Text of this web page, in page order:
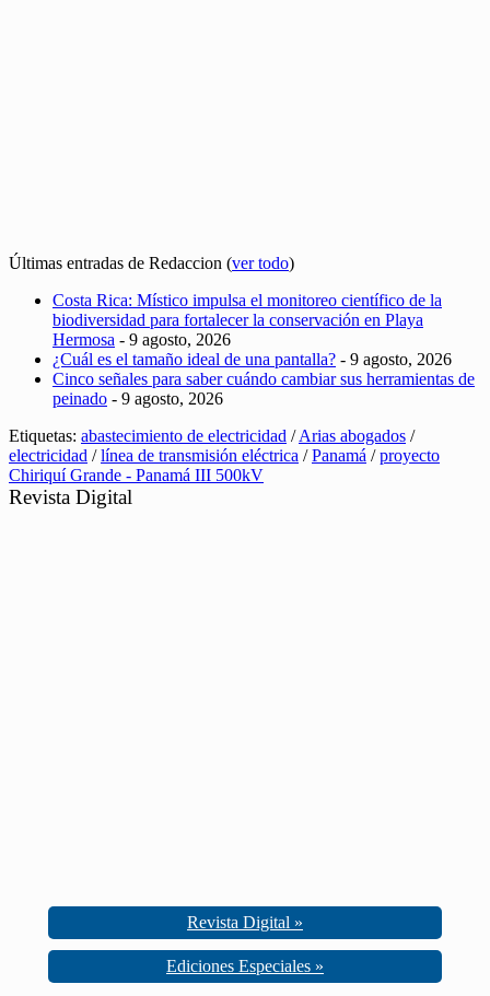
Últimas entradas de Redaccion (ver todo)
Costa Rica: Místico impulsa el monitoreo científico de la
biodiversidad para fortalecer la conservación en Playa
Hermosa - 9 agosto, 2026
¿Cuál es el tamaño ideal de una pantalla? - 9 agosto, 2026
Cinco señales para saber cuándo cambiar sus herramientas de
peinado - 9 agosto, 2026
Etiquetas: abastecimiento de electricidad /Arias abogados /
electricidad /línea de transmisión eléctrica /Panamá /proyecto
Chiriquí Grande - Panamá III 500kV
Revista Digital
Revista Digital »
Ediciones Especiales »